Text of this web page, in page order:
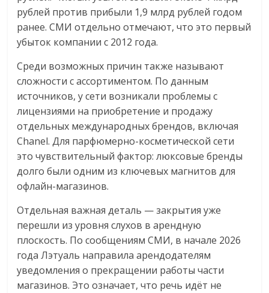
рублей против прибыли 1,9 млрд рублей годом
ранее. СМИ отдельно отмечают, что это первый
убыток компании с 2012 года.
Среди возможных причин также называют
сложности с ассортиментом. По данным
источников, у сети возникали проблемы с
лицензиями на приобретение и продажу
отдельных международных брендов, включая
Chanel. Для парфюмерно-косметической сети
это чувствительный фактор: люксовые бренды
долго были одним из ключевых магнитов для
офлайн-магазинов.
Отдельная важная деталь — закрытия уже
перешли из уровня слухов в арендную
плоскость. По сообщениям СМИ, в начале 2026
года Лэтуаль направила арендодателям
уведомления о прекращении работы части
магазинов. Это означает, что речь идёт не